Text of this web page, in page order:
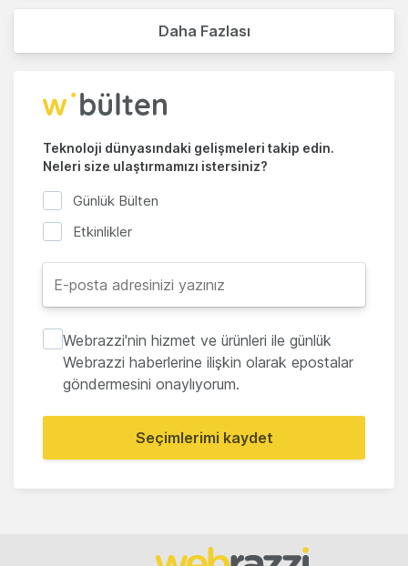
Daha Fazlası
Teknoloji dünyasındaki gelişmeleri takip edin.
Neleri size ulaştırmamızı istersiniz?
Günlük Bülten
Etkinlikler
Webrazzi'nin hizmet ve ürünleri ile günlük
Webrazzi haberlerine ilişkin olarak epostalar
göndermesini onaylıyorum.
Seçimlerimi kaydet